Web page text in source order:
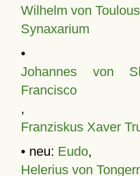
Wilhelm von
Synaxarium
•
Johannes von
Francisco
,
Franziskus Xaver
• neu: Eudo,
Helerius von